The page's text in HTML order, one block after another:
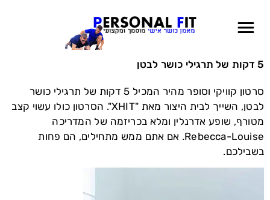
5 דקות של תרגילי כושר לבטן
סרטון קוויקי וסופר מהיר המכיל 5 דקות של תרגילי כושר
לבטן, השייך לבית היצור מאת "XHIT". הסרטון כולו עשוי קצב
מטורף, שופע אדרנלין ומלא בכריזמה של המדריכה
Rebecca-Louise. אם אתם ממש מתחילים, הם פחות
בשבילכם.